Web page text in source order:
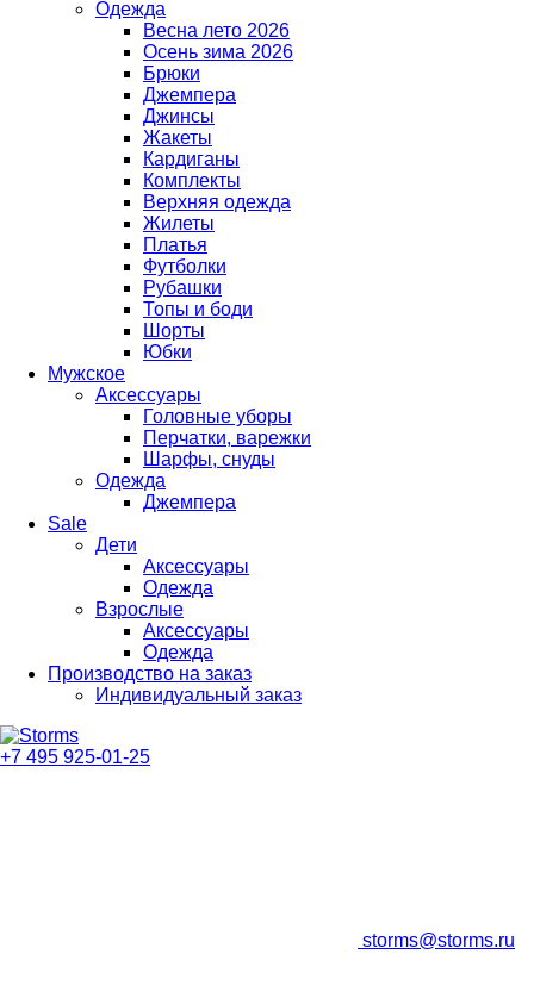
Одежда
Весна лето 2026
Осень зима 2026
Брюки
Джемпера
Джинсы
Жакеты
Кардиганы
Комплекты
Верхняя одежда
Жилеты
Платья
Футболки
Рубашки
Топы и боди
Шорты
Юбки
Мужское
Аксессуары
Головные уборы
Перчатки, варежки
Шарфы, снуды
Одежда
Джемпера
Sale
Дети
Аксессуары
Одежда
Взрослые
Аксессуары
Одежда
Производство на заказ
Индивидуальный заказ
+7 495 925-01-25
storms@storms.ru